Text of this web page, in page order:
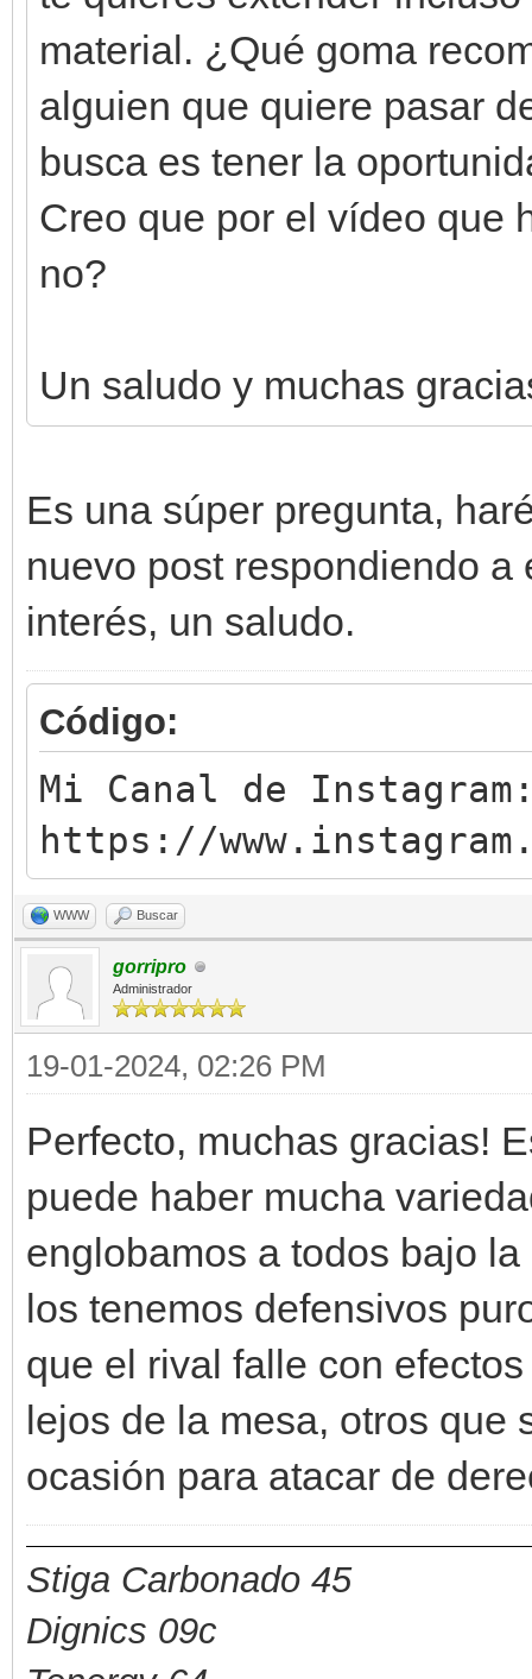
material. ¿Qué goma
alguien que quiere pasar
busca es tener la
Creo que por el vídeo que
no?
Un saludo y muchas
Es una súper pregunta,
nuevo post respondiendo
interés, un saludo.
Código:
Mi Canal de
https://
WWW Buscar
gorripro
Administrador
19-01-2024, 02:26 PM
Perfecto, muchas gracias!
puede haber mucha
englobamos a todos bajo
los tenemos defensivos
que el rival falle con
lejos de la mesa, otros que
ocasión para atacar de
Stiga Carbonado 45
Dignics 09c